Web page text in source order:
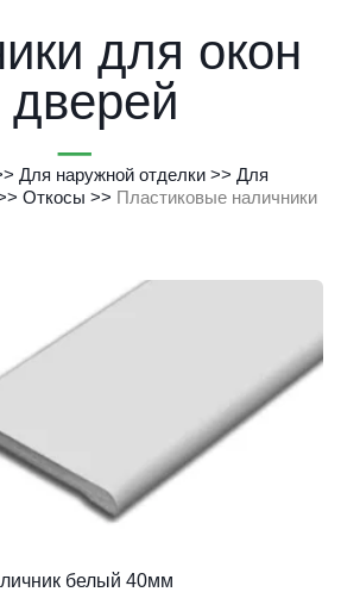
для окон
дверей
Для наружной отделки >> Для
Откосы >> Пластиковые наличники
белый 40мм